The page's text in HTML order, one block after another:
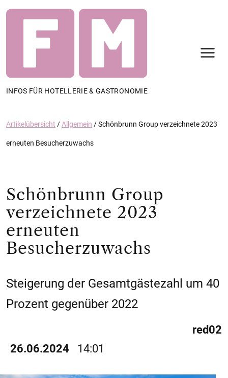
INFOS FÜR HOTELLERIE & GASTRONOMIE
Artikelübersicht /Allgemein /Schönbrunn Group verzeichnete 2023
erneuten Besucherzuwachs
Schönbrunn Group
verzeichnete 2023
erneuten
Besucherzuwachs
Steigerung der Gesamtgästezahl um 40
Prozent gegenüber 2022
26.06.2024 14:01
red02